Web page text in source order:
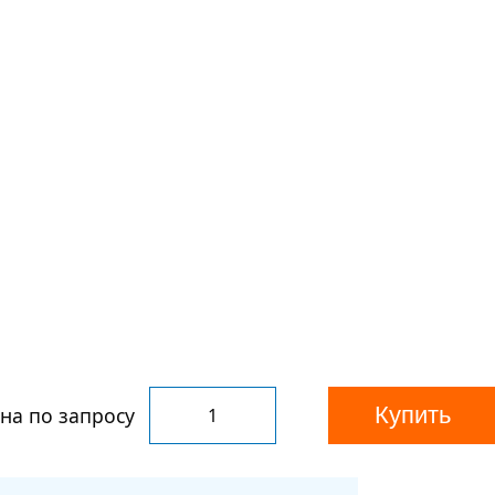
по запросу Купить